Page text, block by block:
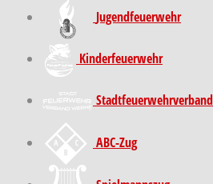
Jugendfeuerwehr
Kinder­feuer­wehr
Stadt­feuer­wehr­verband
ABC-Zug